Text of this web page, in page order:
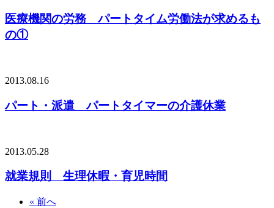
医療機関の労務 パートタイム労働法が求めるも
の①
2013.08.16
パート・派遣 パートタイマーの介護休業
2013.05.28
就業規則 生理休暇・育児時間
« 前へ